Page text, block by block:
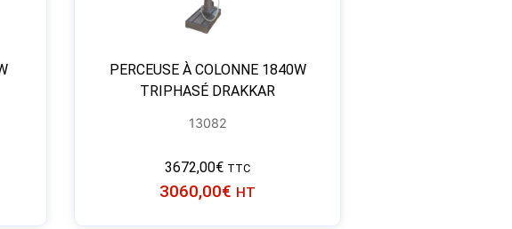
PERCEUSE À COLONNE 1840W
TRIPHASÉ DRAKKAR
13082
3672,00€ TTC
3060,00€ HT